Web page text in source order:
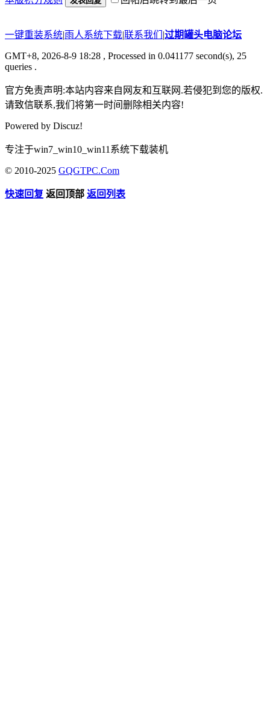
一键重装系统|雨人系统下载|联系我们 |过期罐头电脑论坛
GMT+8, 2026-8-9 18:28 , Processed in 0.041177 second(s), 25
queries .
官方免责声明:本站内容来自网友和互联网.若侵犯到您的版权.
请致信联系,我们将第一时间删除相关内容!
Powered by Discuz!
专注于win7_win10_win11系统下载装机
© 2010-2025 GQGTPC.Com
快速回复 返回顶部 返回列表